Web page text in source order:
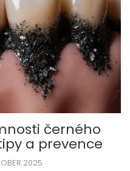
černého
a prevence
2025